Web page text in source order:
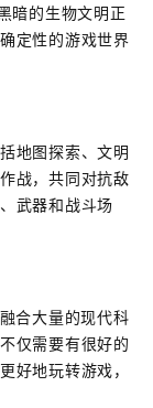
暗的生物文明正
定性的游戏世界
地图探索、文明
战，共同对抗敌
武器和战斗场
合大量的现代科
仅需要有很好的
好地玩转游戏，